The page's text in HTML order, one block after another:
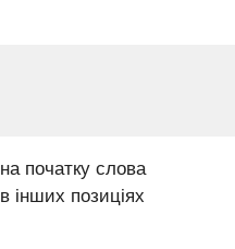
на початку слова
в інших позиціях